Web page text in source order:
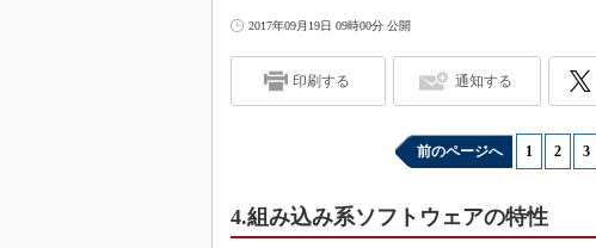
2017年09月19日 09時00分 公開
印刷する 通知する
前のページへ 1 2 3
4.組み込み系ソフトウェアの特性